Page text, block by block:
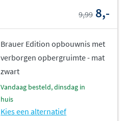
9,99 8,-
Brauer Edition opbouwnis met
verborgen opbergruimte - mat
zwart
vandaag besteld, dinsdag in
huis
Kies een alternatief